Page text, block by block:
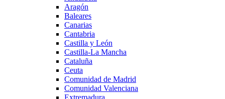
Aragón
Baleares
Canarias
Cantabria
Castilla y León
Castilla-La Mancha
Cataluña
Ceuta
Comunidad de Madrid
Comunidad Valenciana
Extremadura